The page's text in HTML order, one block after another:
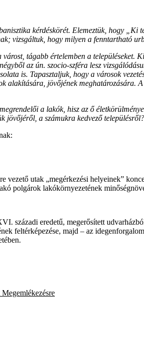
kérdéskörét. Elemeztük, hogy „Ki
vizsgáltuk, hogy milyen a fenntartható
tágabb értelemben a
az ún. szocio-szféra lesz
is. Tapasztaljuk, hogy a városok
alakítására, jövőjének meghatározására.
a lakók, hisz az ő
jövőjéről, a számukra kedvező településről?
vezető utak „megérkezési helyeinek”
polgárok lakókörnyezetének
századi eredetű, megerősített
feltérképezése, majd – az